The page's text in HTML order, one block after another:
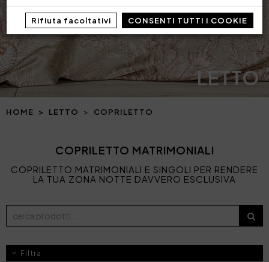
Rifiuta facoltativi CONSENTI TUTTI I COOKIE
LETTO
HOME LETTO COPRILETTO
COPRILETTO MATRIMONIALI
COPRILETTO MATRIMONIALI E SINGOLI PER RENDERE
LA TUA ZONA NOTTE DAVVERO ESCLUSIVA
Filtra